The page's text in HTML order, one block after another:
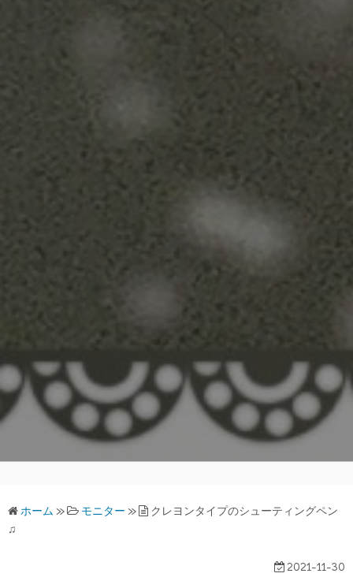
ホーム » モニター »
クレヨンタイプのシューティングペン
♫
2021-11-30